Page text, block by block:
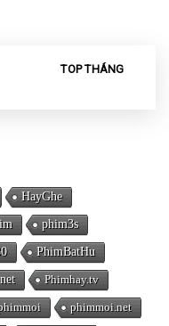
TOP THÁNG
HayGhe
phim3s
PhimBatHu
Phimhay.tv
phimmoi.net